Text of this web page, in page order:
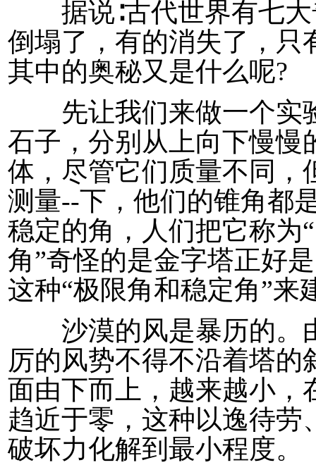
据说∶古代世界有七大
倒塌了，有的消失了，只
其中的奥秘又是什么呢?
先让我们来做一个实
石子，分别从上向下慢慢
体，尽管它们质量不同，
测量--下，他们的锥角都
稳定的角，人们把它称为
角”奇怪的是金字塔正好
这种“极限角和稳定角”来
沙漠的风是暴历的。
厉的风势不得不沿着塔
面由下而上，越来越小，
趋近于零，这种以逸待劳
破坏力化解到最小程度。